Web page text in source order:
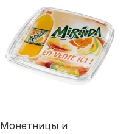
Монетницы и